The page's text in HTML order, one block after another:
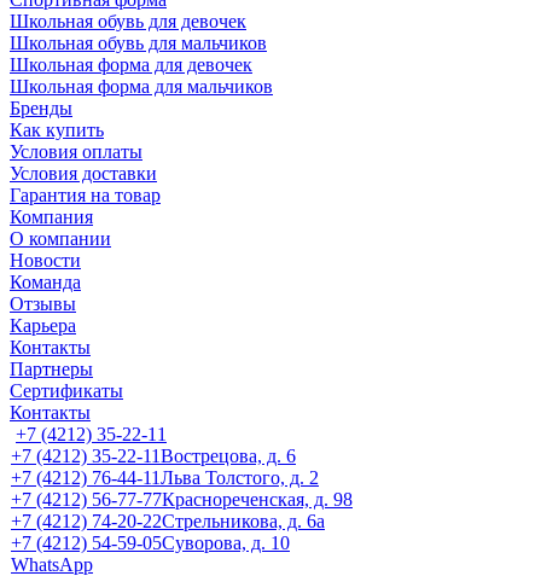
Школьная обувь для девочек
Школьная обувь для мальчиков
Школьная форма для девочек
Школьная форма для мальчиков
Бренды
Как купить
Условия оплаты
Условия доставки
Гарантия на товар
Компания
О компании
Новости
Команда
Отзывы
Карьера
Контакты
Партнеры
Сертификаты
Контакты
+7 (4212) 35-22-11
+7 (4212) 35-22-11Вострецова, д. 6
+7 (4212) 76-44-11Льва Толстого, д. 2
+7 (4212) 56-77-77Краснореченская, д. 98
+7 (4212) 74-20-22Стрельникова, д. 6а
+7 (4212) 54-59-05Суворова, д. 10
WhatsApp